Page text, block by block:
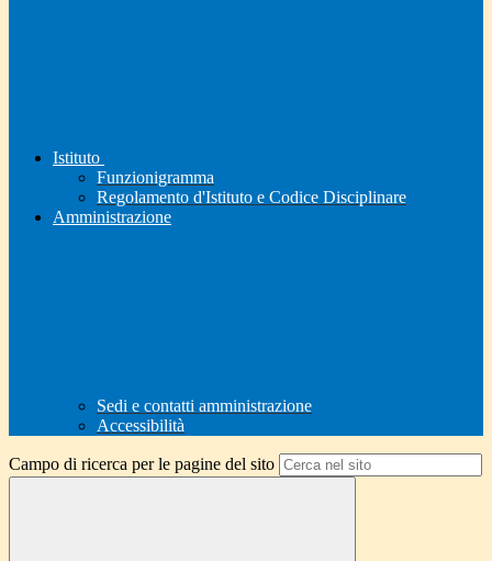
Istituto
Funzionigramma
Regolamento d'Istituto e Codice Disciplinare
Amministrazione
Sedi e contatti amministrazione
Accessibilità
Campo di ricerca per le pagine del sito